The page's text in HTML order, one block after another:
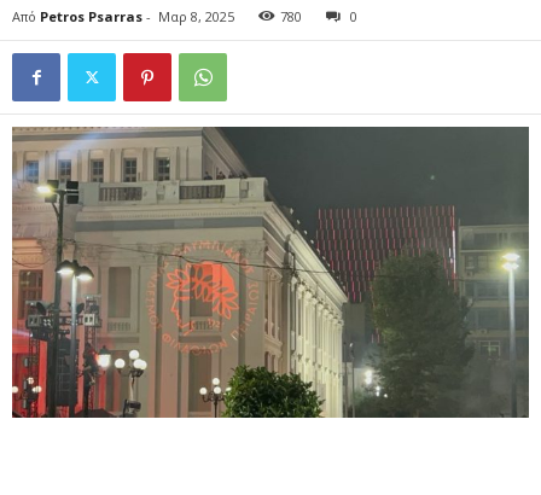
Από Petros Psarras - Μαρ 8, 2025 780 0